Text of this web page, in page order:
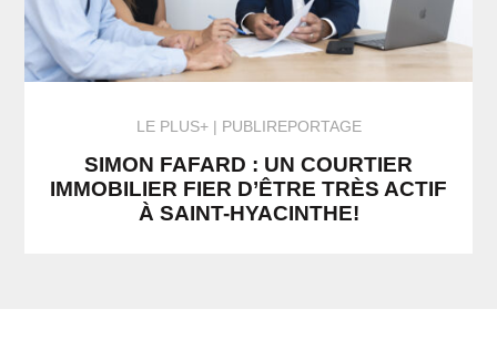
LE PLUS+ PUBLIREPORTAGE
SIMON FAFARD : UN COURTIER
IMMOBILIER FIER D’ÊTRE TRÈS ACTIF
À SAINT-HYACINTHE!